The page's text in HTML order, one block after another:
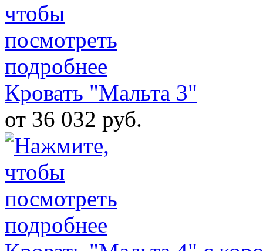
Кровать "Мальта 3"
от 36 032 руб.